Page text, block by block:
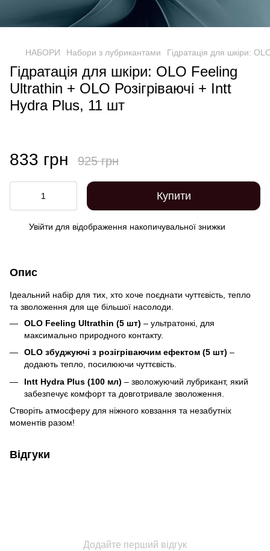
НАБОРИ Набори з лубрикантами Гідратація для шкіри:
Гідратація для шкіри: OLO Feeling
Ultrathin + OLO Розігріваючі + Intt
Hydra Plus, 11 шт
833 грн 925 грн
Купити
Увійти для відображення накопичувальної знижки
Опис
Ідеальний набір для тих, хто хоче поєднати чуттєвість, тепло
та зволоження для ще більшої насолоди.
OLO Feeling Ultrathin (5 шт) – ультратонкі, для
максимально природного контакту.
OLO збуджуючі з розігріваючим ефектом (5 шт) –
додають тепло, посилюючи чуттєвість.
Intt Hydra Plus (100 мл) – зволожуючий лубрикант, який
забезпечує комфорт та довготривале зволоження.
Створіть атмосферу для ніжного ковзання та незабутніх
моментів разом!
Відгуки
Додайте перший відгук